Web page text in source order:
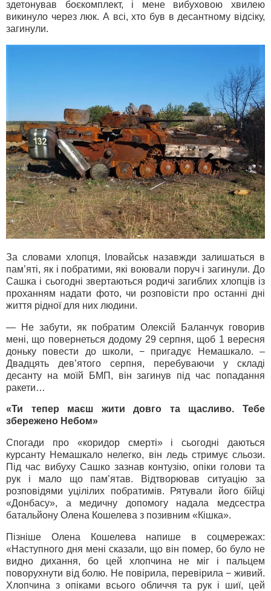
здетонував боєкомплект, і мене вибуховою хвилею
викинуло через люк. А всі, хто був в десантному відсіку,
загинули.
За словами хлопця, Іловайськ назавжди залишаться в
пам’яті, як і побратими, які воювали поруч і загинули. До
Сашка і сьогодні звертаються родичі загиблих хлопців із
проханням надати фото, чи розповісти про останні дні
життя рідної для них людини.
— Не забути, як побратим Олексій Баланчук говорив
мені, що повернеться додому 29 серпня, щоб 1 вересня
доньку повести до школи, − пригадує Немашкало. –
Двадцять дев’ятого серпня, перебуваючи у складі
десанту на моїй БМП, він загинув під час попадання
ракети…
«Ти тепер маєш жити довго та щасливо. Тебе
збережено Небом»
Спогади про «коридор смерті» і сьогодні даються
курсанту Немашкало нелегко, він ледь стримує сльози.
Під час вибуху Сашко зазнав контузію, опіки голови та
рук і мало що пам’ятав. Відтворював ситуацію за
розповідями уцілілих побратимів. Рятували його бійці
«Донбасу», а медичну допомогу надала медсестра
батальйону Олена Кошелева з позивним «Кішка».
Пізніше Олена Кошелева напише в соцмережах:
«Наступного дня мені сказали, що він помер, бо було не
видно дихання, бо цей хлопчина не міг і пальцем
поворухнути від болю. Не повірила, перевірила − живий.
Хлопчина з опіками всього обличчя та рук і шиї, цей